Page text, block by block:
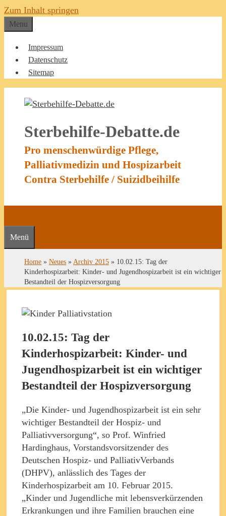
Zum Inhalt springen
Menu
Impressum
Datenschutz
Sitemap
Sterbehilfe-Debatte.de
Pro menschenwürdige Pflege,
Palliativmedizin und Hospizarbeit
Contra Sterbehilfe / Suizidbeihilfe
Menü
Home » Neues » Archiv 2015 » 10.02.15: Tag der
Kinderhospizarbeit: Kinder- und Jugendhospizarbeit ist ein wichtiger
Bestandteil der Hospizversorgung
10.02.15: Tag der
Kinderhospizarbeit: Kinder- und
Jugendhospizarbeit ist ein wichtiger
Bestandteil der Hospizversorgung
„Die Kinder- und Jugendhospizarbeit ist ein sehr
wichtiger Bestandteil der Hospiz- und
Palliativversorgung“, so Prof. Winfried
Hardinghaus, Vorstandsvorsitzender des
Deutschen Hospiz- und PalliativVerbands
(DHPV), anlässlich des Tages der
Kinderhospizarbeit am 10. Februar 2015.
„Kinder und Jugendliche mit lebensverkürzenden
Erkrankungen und ihre Familien brauchen eine